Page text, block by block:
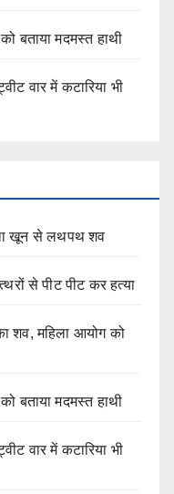
बताया मदमस्त हाथी
वार में कटारिया भी
खून से लथपथ शव
से पीट पीट कर हत्या
शव, महिला आयोग को
बताया मदमस्त हाथी
वार में कटारिया भी